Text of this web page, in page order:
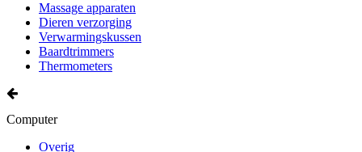
Massage apparaten
Dieren verzorging
Verwarmingskussen
Baardtrimmers
Thermometers
Computer
Overig